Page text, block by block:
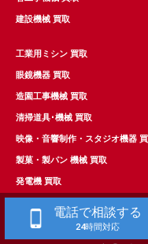
電話で相談する
24時間対応
建設機械 買取
工業用ミシン 買取
眼鏡機器 買取
造園工事機械 買取
清掃道具･機械 買取
映像・音響制作・スタジオ機器
製菓・製パン 機械 買取
発電機 買取